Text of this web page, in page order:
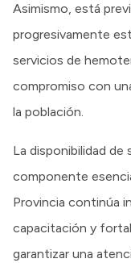
Asimismo, está
progresivamente
servicios de
compromiso con
la población.
La disponibilidad
componente
Provincia continúa
capacitación y
garantizar una